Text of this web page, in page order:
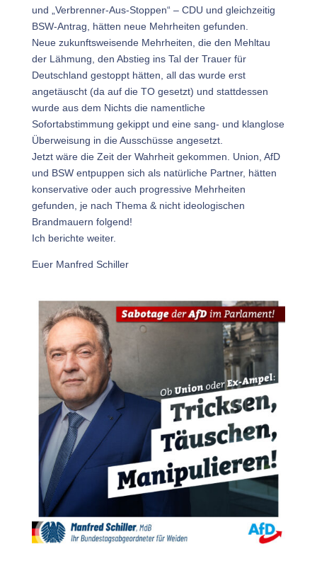
und „Verbrenner-Aus-Stoppen“ – CDU und gleichzeitig
BSW-Antrag, hätten neue Mehrheiten gefunden.
Neue zukunftsweisende Mehrheiten, die den Mehltau
der Lähmung, den Abstieg ins Tal der Trauer für
Deutschland gestoppt hätten, all das wurde erst
angetäuscht (da auf die TO gesetzt) und stattdessen
wurde aus dem Nichts die namentliche
Sofortabstimmung gekippt und eine sang- und klanglose
Überweisung in die Ausschüsse angesetzt.
Jetzt wäre die Zeit der Wahrheit gekommen. Union, AfD
und BSW entpuppen sich als natürliche Partner, hätten
konservative oder auch progressive Mehrheiten
gefunden, je nach Thema & nicht ideologischen
Brandmauern folgend!
Ich berichte weiter.
Euer Manfred Schiller